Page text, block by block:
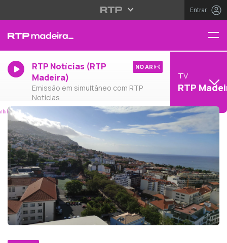
Entrar
RTP Notícias (RTP
Madeira)
Emissão em simultâneo com RTP
Notícias
NO AR
TV
RTP